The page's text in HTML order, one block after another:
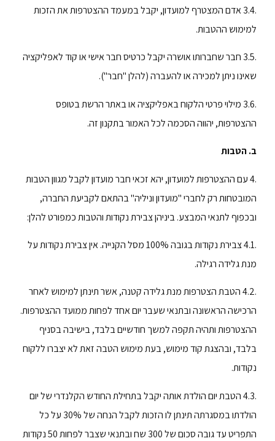
.3.4 אדם המצטרף למועדון, יקבל במעמד ההצטרפות את הזכות
למימוש ההטבות.
.3.5 חבר שחברותו אושרה יקבל כרטיס חבר אישי או קוד לאפליקציה
שאינו ניתן למכירה או להעברה (להלן "חבר").
.3.6 מילוי פרטי הלקוח באפליקציה או באתר הרשת בטופס
ההצטרפות, יהווה הסכמה לכל האמור בתקנון זה.
ב. הטבות
.4 עם ההצטרפות למועדון, יהא זכאי חבר מועדון לקבל מגוון הטבות
המובטחות רק לחברי "מועדון וניליה" בהתאם לקביעת החברה,
ובכפוף לתנאי המבצע. ביניהן צבירת נקודות והטבות כמפורט להלן:
.4.1 צבירת נקודות בגובה 100% מסל הקנייה. אין צבירת נקודות על
מנת גלידה רגילה.
.4.2 הטבת הצטרפות מנת גלידה קטנה, אשר תינתן למימוש לאחר
הרכישה הראשונה ובתנאי שעבר יום אחד לפחות ממועד ההצטרפות.
ההצטרפות ותהיה תקפה למשך חודשיים בלבד, בישיבה בסניף
בלבד, ובהצגת קוד מימוש, בעת מימוש הטבה זאת לא יצברו ללקוח
נקודות.
.4.3 הטבת יום הולדת אותה יקבל בתחילת החודש הקלנדרי של יום
הולדתו במסגרתה תינתן לו הזכות לקבל הנחה של 30% על כל
התפריט עד גובה סכום של 300 שח ובתנאי שצבר לפחות 50 נקודות